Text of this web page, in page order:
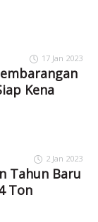
17 Jan 2023
Kena
2 Jan 2023
Tahun Baru
Ton